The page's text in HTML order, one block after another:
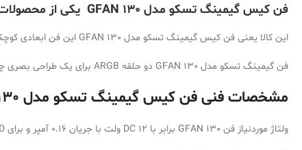
فن کیس گیمینگ تسکو مدل GFAN 130 یکی از محصولات خول برند
این کالا یعنی فن کیس گیمینگ تسکو مدل GFAN 130 این فن ابعادی کوچک به‌اندازه 120x120x25 میلی‌متر دارد و با 16 LED زیبا تجهیز شده است.
فن گیمینگ تسکو مدل GFAN 130 دو حلقه ARGB برای یک طراحی بصری چشم‌نواز و زیبا دارد
مشخصات فنی فن کیس گیمینگ تسکو مدل GFAN 130:
ولتاژ موردنیاز فن GFAN 130 برابر با DC 12 ولت با جریان 0.16 آمپر و برای LEDها نیز DC 5 ولت با جریان 0.7 آمپر است.